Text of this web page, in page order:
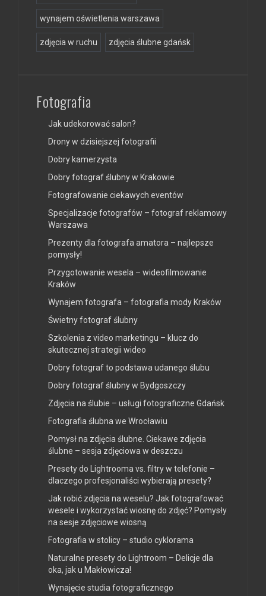
wynajem oświetlenia warszawa
zdjęcia w ruchu zdjęcia ślubne gdańsk
Fotografia
Jak udekorować salon?
Drony w dzisiejszej fotografii
Dobry kamerzysta
Dobry fotograf ślubny w Krakowie
Fotografowanie ciekawych eventów
Specjalizacje fotografów – fotograf reklamowy
Warszawa
Prezenty dla fotografa amatora – najlepsze
pomysły!
Przygotowanie wesela – wideofilmowanie
Kraków
Wynajem fotografa – fotografia mody Kraków
Świetny fotograf ślubny
Szkolenia z video marketingu – klucz do
skutecznej strategii wideo
Dobry fotograf to podstawa udanego ślubu
Dobry fotograf ślubny w Bydgoszczy
Zdjęcia na ślubie – usługi fotograficzne Gdańsk
Fotografia ślubna we Wrocławiu
Pomysł na zdjęcia ślubne. Ciekawe zdjęcia
ślubne – sesja zdjęciowa w deszczu
Presety do Lightrooma vs. filtry w telefonie –
dlaczego profesjonaliści wybierają presety?
Jak robić zdjęcia na weselu? Jak fotografować
wesele i wykorzystać wiosnę do zdjęć? Pomysły
na sesje zdjęciowe wiosną
Fotografia w stolicy – studio cyklorama
Naturalne presety do Lightroom – Delicje dla
oka, jak u Makłowicza!
Wynajęcie studia fotograficznego